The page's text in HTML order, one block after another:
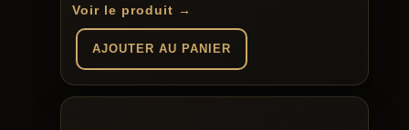
Voir le produit →
AJOUTER AU PANIER